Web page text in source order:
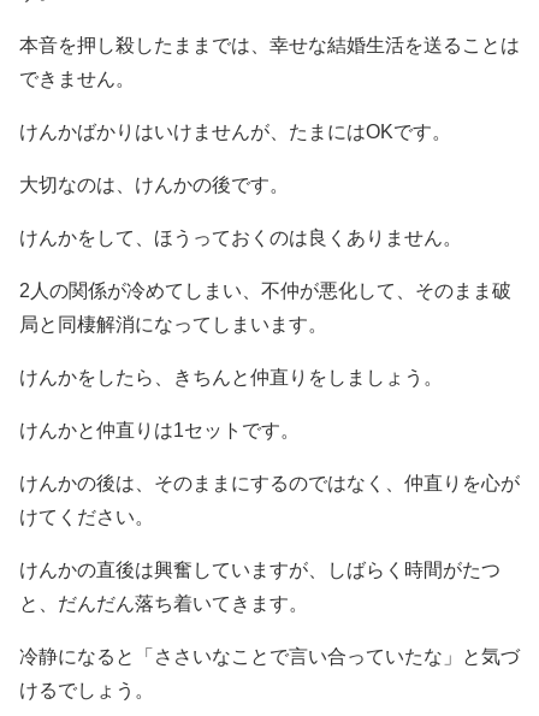
本音を押し殺したままでは、幸せな結婚生活を送ることは
できません。
けんかばかりはいけませんが、たまにはOKです。
大切なのは、けんかの後です。
けんかをして、ほうっておくのは良くありません。
2人の関係が冷めてしまい、不仲が悪化して、そのまま破
局と同棲解消になってしまいます。
けんかをしたら、きちんと仲直りをしましょう。
けんかと仲直りは1セットです。
けんかの後は、そのままにするのではなく、仲直りを心が
けてください。
けんかの直後は興奮していますが、しばらく時間がたつ
と、だんだん落ち着いてきます。
冷静になると「ささいなことで言い合っていたな」と気づ
けるでしょう。